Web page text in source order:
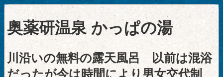
奥薬研温泉 かっぱの湯
川沿いの無料の露天風呂 以前は混浴
だったが今は時間により男女交代制